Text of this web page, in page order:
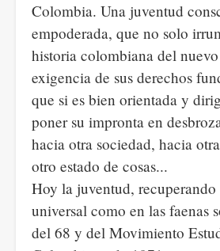
Colombia. Una juventud
empoderada, que no solo
historia colombiana del
exigencia de sus derechos
que si es bien orientada y
poner su impronta en
hacia otra sociedad, hacia
otro estado de cosas...
Hoy la juventud, recuperando
universal como en las faenas
del 68 y del Movimiento